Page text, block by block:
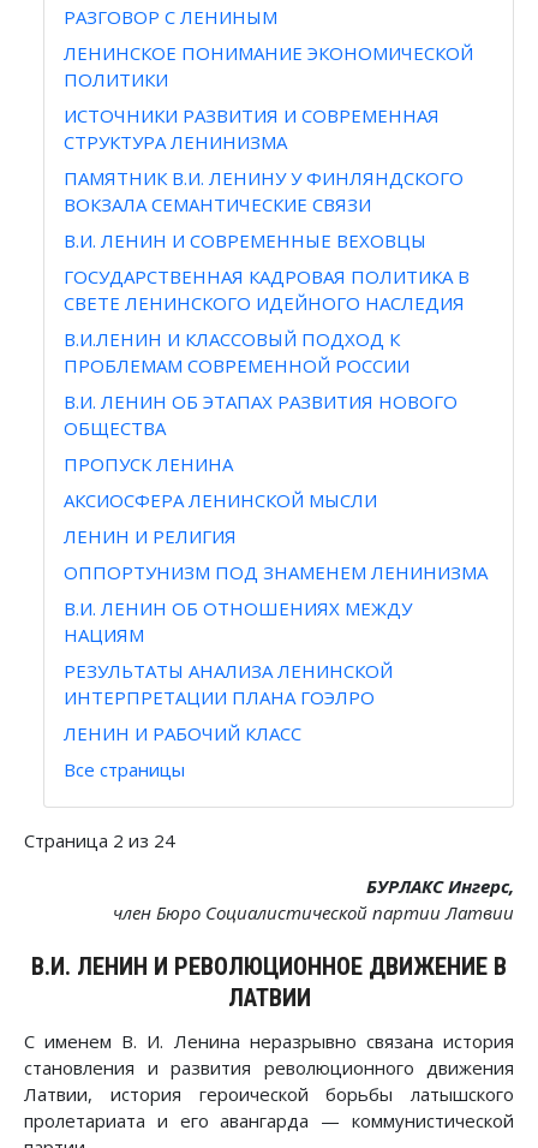
РАЗГОВОР С ЛЕНИНЫМ
ЛЕНИНСКОЕ ПОНИМАНИЕ ЭКОНОМИЧЕСКОЙ
ПОЛИТИКИ
ИСТОЧНИКИ РАЗВИТИЯ И СОВРЕМЕННАЯ
СТРУКТУРА ЛЕНИНИЗМА
ПАМЯТНИК В.И. ЛЕНИНУ У ФИНЛЯНДСКОГО
ВОКЗАЛА СЕМАНТИЧЕСКИЕ СВЯЗИ
В.И. ЛЕНИН И СОВРЕМЕННЫЕ ВЕХОВЦЫ
ГОСУДАРСТВЕННАЯ КАДРОВАЯ ПОЛИТИКА В
СВЕТЕ ЛЕНИНСКОГО ИДЕЙНОГО НАСЛЕДИЯ
В.И.ЛЕНИН И КЛАССОВЫЙ ПОДХОД К
ПРОБЛЕМАМ СОВРЕМЕННОЙ РОССИИ
В.И. ЛЕНИН ОБ ЭТАПАХ РАЗВИТИЯ НОВОГО
ОБЩЕСТВА
ПРОПУСК ЛЕНИНА
АКСИОСФЕРА ЛЕНИНСКОЙ МЫСЛИ
ЛЕНИН И РЕЛИГИЯ
ОППОРТУНИЗМ ПОД ЗНАМЕНЕМ ЛЕНИНИЗМА
В.И. ЛЕНИН ОБ ОТНОШЕНИЯХ МЕЖДУ
НАЦИЯМ
РЕЗУЛЬТАТЫ АНАЛИЗА ЛЕНИНСКОЙ
ИНТЕРПРЕТАЦИИ ПЛАНА ГОЭЛРО
ЛЕНИН И РАБОЧИЙ КЛАСС
Все страницы
Страница 2 из 24
БУРЛАКС Ингерс,
член Бюро Социалистической партии Латвии
В.И. ЛЕНИН И РЕВОЛЮЦИОННОЕ ДВИЖЕНИЕ В
ЛАТВИИ
С именем В. И. Ленина неразрывно связана история
становления и развития революционного движения
Латвии, история героической борьбы латышского
пролетариата и его авангарда — коммунистической